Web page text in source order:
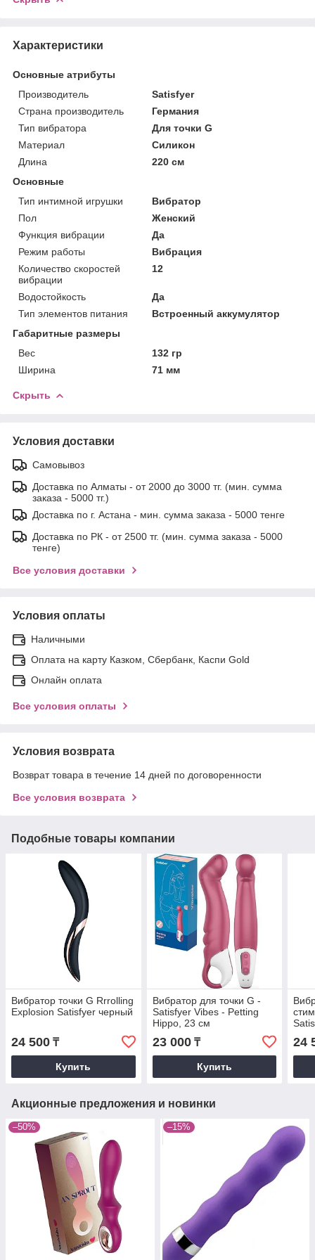
Характеристики
Основные атрибуты
Производитель
Satisfyer
Страна производитель
Германия
Тип вибратора
Для точки G
Материал
Силикон
Длина
220 см
Основные
Тип интимной игрушки
Вибратор
Пол
Женский
Функция вибрации
Да
Режим работы
Вибрация
Количество скоростей
вибрации
12
Водостойкость
Да
Тип элементов питания
Встроенный аккумулятор
Габаритные размеры
Вес
132 гр
Ширина
71 мм
Скрыть
Условия доставки
Самовывоз
Доставка по Алматы - от 2000 до 3000 тг. (мин. сумма
заказа - 5000 тг.)
Доставка по г. Астана - мин. сумма заказа - 5000 тенге
Доставка по РК - от 2500 тг. (мин. сумма заказа - 5000
тенге)
Все условия доставки
Условия оплаты
Наличными
Оплата на карту Казком, Сбербанк, Каспи Gold
Онлайн оплата
Все условия оплаты
Условия возврата
Возврат товара в течение 14 дней по договоренности
Все условия возврата
Подобные товары компании
Вибратор точки G Rrrolling
Explosion Satisfyer черный
24 500 ₸
Купить
Вибратор для точки G -
Satisfyer Vibes - Petting
Hippo, 23 см
23 000₸
Купить
24
Акционные предложения и новинки
–50% –15%